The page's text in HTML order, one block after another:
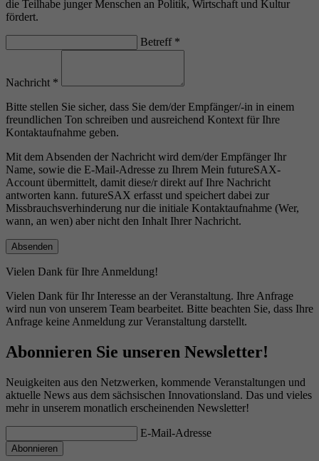
die Teilhabe junger Menschen an Politik, Wirtschaft und Kultur
fördert.
Betreff *
Nachricht *
Bitte stellen Sie sicher, dass Sie dem/der Empfänger/-in in einem
freundlichen Ton schreiben und ausreichend Kontext für Ihre
Kontaktaufnahme geben.
Mit dem Absenden der Nachricht wird dem/der Empfänger Ihr
Name, sowie die E-Mail-Adresse zu Ihrem Mein futureSAX-
Account übermittelt, damit diese/r direkt auf Ihre Nachricht
antworten kann. futureSAX erfasst und speichert dabei zur
Missbrauchsverhinderung nur die initiale Kontaktaufnahme (Wer,
wann, an wen) aber nicht den Inhalt Ihrer Nachricht.
Vielen Dank für Ihre Anmeldung!
Vielen Dank für Ihr Interesse an der Veranstaltung. Ihre Anfrage
wird nun von unserem Team bearbeitet. Bitte beachten Sie, dass Ihre
Anfrage keine Anmeldung zur Veranstaltung darstellt.
Abonnieren Sie unseren Newsletter!
Neuigkeiten aus den Netzwerken, kommende Veranstaltungen und
aktuelle News aus dem sächsischen Innovationsland. Das und vieles
mehr in unserem monatlich erscheinenden Newsletter!
E-Mail-Adresse